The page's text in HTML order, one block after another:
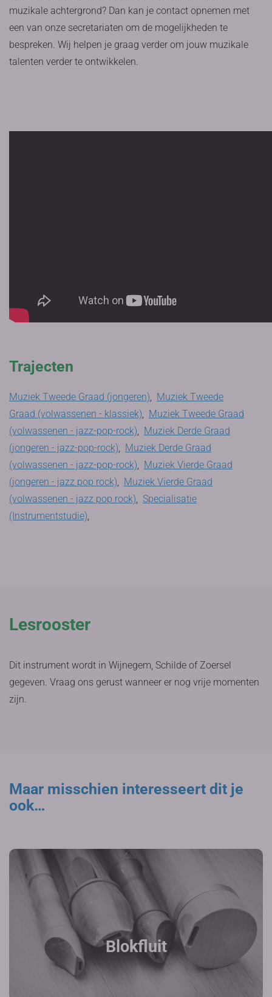
muzikale achtergrond? Dan kan je contact opnemen met
een van onze secretariaten om de mogelijkheden te
bespreken. Wij helpen je graag verder om jouw muzikale
talenten verder te ontwikkelen.
Trajecten
Muziek Tweede Graad (jongeren), Muziek Tweede
Graad (volwassenen - klassiek), Muziek Tweede Graad
(volwassenen - jazz-pop-rock), Muziek Derde Graad
(jongeren - jazz-pop-rock), Muziek Derde Graad
(volwassenen - jazz-pop-rock), Muziek Vierde Graad
(jongeren - jazz pop rock), Muziek Vierde Graad
(volwassenen - jazz pop rock), Specialisatie
(Instrumentstudie),
Lesrooster
Dit instrument wordt in Wijnegem, Schilde of Zoersel
gegeven. Vraag ons gerust wanneer er nog vrije momenten
zijn.
Maar misschien interesseert dit je
ook…
Blokfluit